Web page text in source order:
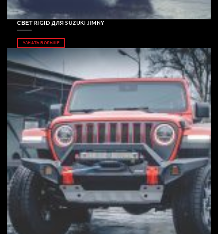
СВЕТ RIGID ДЛЯ SUZUKI JIMNY
УЗНАТЬ БОЛЬШЕ